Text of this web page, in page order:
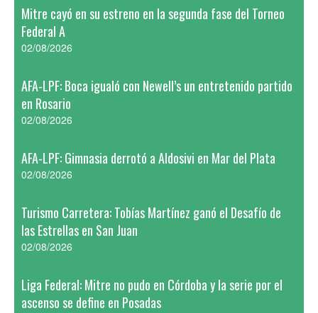
Mitre cayó en su estreno en la segunda fase del Torneo
Federal A
02/08/2026
AFA-LPF: Boca igualó con Newell’s un entretenido partido
en Rosario
02/08/2026
AFA-LPF: Gimnasia derrotó a Aldosivi en Mar del Plata
02/08/2026
Turismo Carretera: Tobías Martínez ganó el Desafío de
las Estrellas en San Juan
02/08/2026
Liga Federal: Mitre no pudo en Córdoba y la serie por el
ascenso se define en Posadas